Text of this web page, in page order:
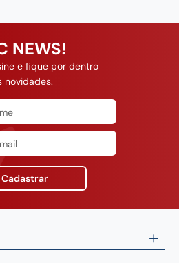
NEWS!
e fique por dentro
novidades.
Cadastrar